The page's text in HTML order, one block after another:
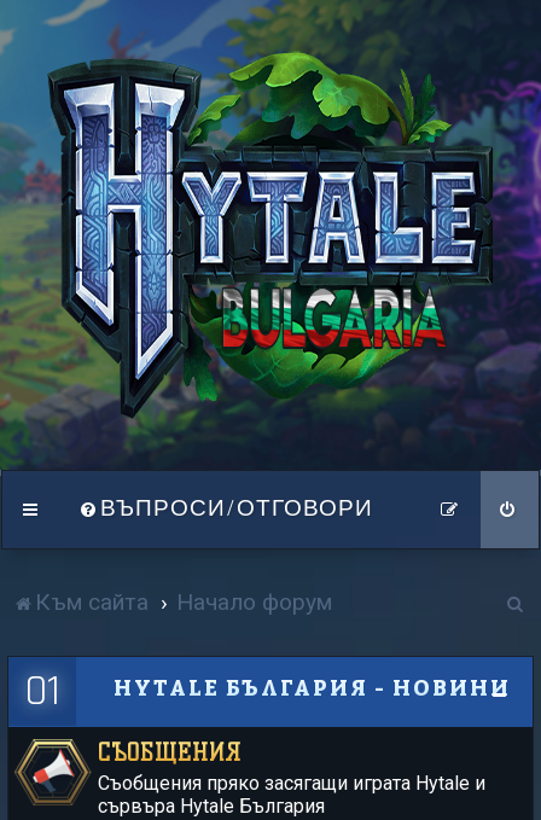
ВЪПРОСИ/ОТГОВОРИ
Към сайта Начало форум
е
01 HYTALE БЪЛГАРИЯ - НОВИНИ
СЪОБЩЕНИЯ
Съобщения пряко засягащи играта Hytale и
сървъра Hytale България